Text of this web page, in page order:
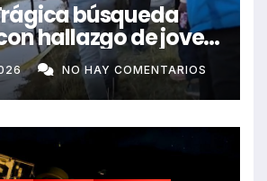
búsqueda
hallazgo de joven
RancasNO HAY COMENTARIOS